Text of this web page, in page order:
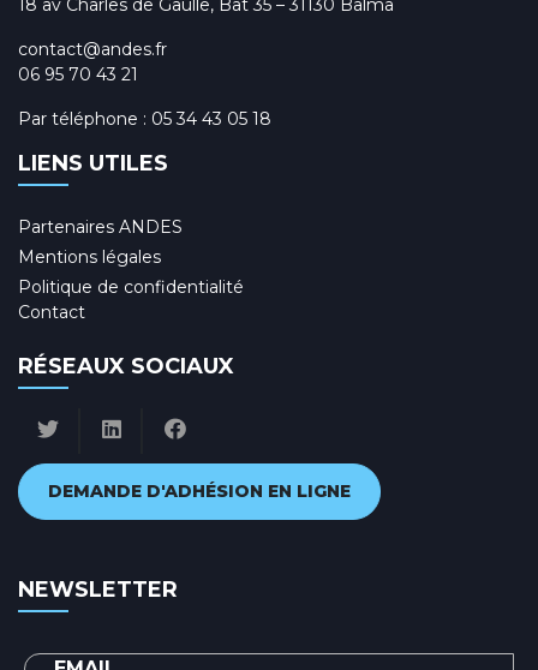
18 av Charles de Gaulle, Bât 35 – 31130 Balma
contact@andes.fr
06 95 70 43 21
Par téléphone : 05 34 43 05 18
LIENS UTILES
Partenaires ANDES
Mentions légales
Politique de confidentialité
Contact
RÉSEAUX SOCIAUX
DEMANDE D'ADHÉSION EN LIGNE
NEWSLETTER